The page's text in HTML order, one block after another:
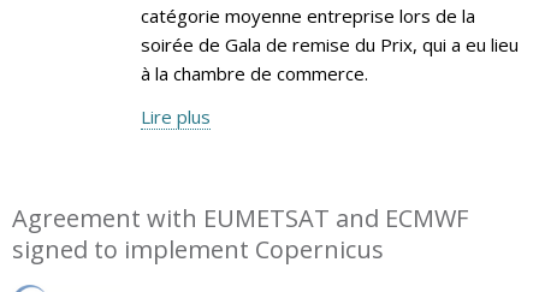
catégorie moyenne entreprise lors de la
soirée de Gala de remise du Prix, qui a eu lieu
à la chambre de commerce.
Lire plus
Agreement with EUMETSAT and ECMWF
signed to implement Copernicus